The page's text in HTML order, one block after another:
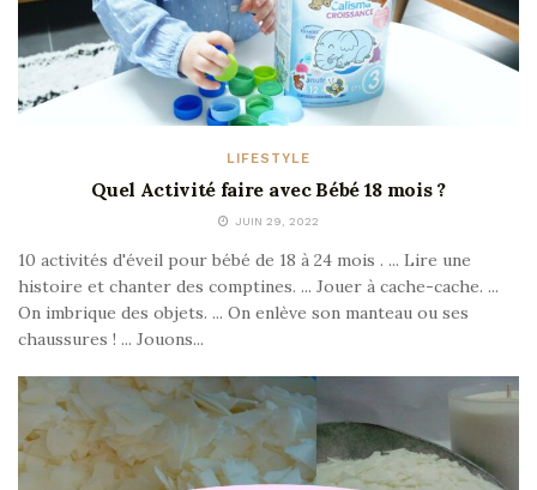
LIFESTYLE
Quel Activité faire avec Bébé 18 mois ?
JUIN 29, 2022
10 activités d'éveil pour bébé de 18 à 24 mois . ... Lire une
histoire et chanter des comptines. ... Jouer à cache-cache. ...
On imbrique des objets. ... On enlève son manteau ou ses
chaussures ! ... Jouons...